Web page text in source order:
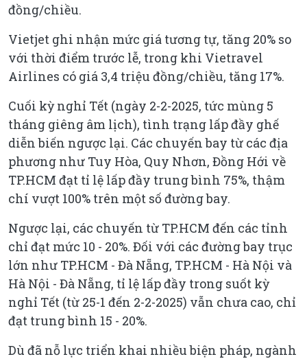
đồng/chiều.
Vietjet ghi nhận mức giá tương tự, tăng 20% so
với thời điểm trước lễ, trong khi Vietravel
Airlines có giá 3,4 triệu đồng/chiều, tăng 17%.
Cuối kỳ nghỉ Tết (ngày 2-2-2025, tức mùng 5
tháng giêng âm lịch), tình trạng lấp đầy ghế
diễn biến ngược lại. Các chuyến bay từ các địa
phương như Tuy Hòa, Quy Nhơn, Đồng Hới về
TP.HCM đạt tỉ lệ lấp đầy trung bình 75%, thậm
chí vượt 100% trên một số đường bay.
Ngược lại, các chuyến từ TP.HCM đến các tỉnh
chỉ đạt mức 10 - 20%. Đối với các đường bay trục
lớn như TP.HCM - Đà Nẵng, TP.HCM - Hà Nội và
Hà Nội - Đà Nẵng, tỉ lệ lấp đầy trong suốt kỳ
nghỉ Tết (từ 25-1 đến 2-2-2025) vẫn chưa cao, chỉ
đạt trung bình 15 - 20%.
Dù đã nỗ lực triển khai nhiều biện pháp, ngành